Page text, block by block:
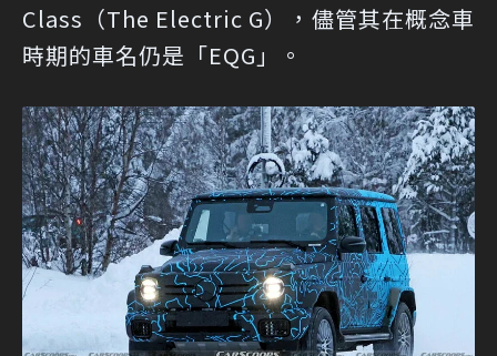
Class（The Electric G），儘管其在概念車
時期的車名仍是「EQG」。